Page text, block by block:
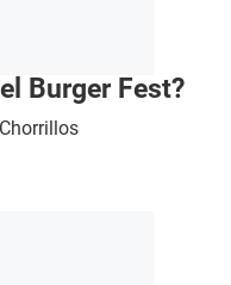
Burger Fest?